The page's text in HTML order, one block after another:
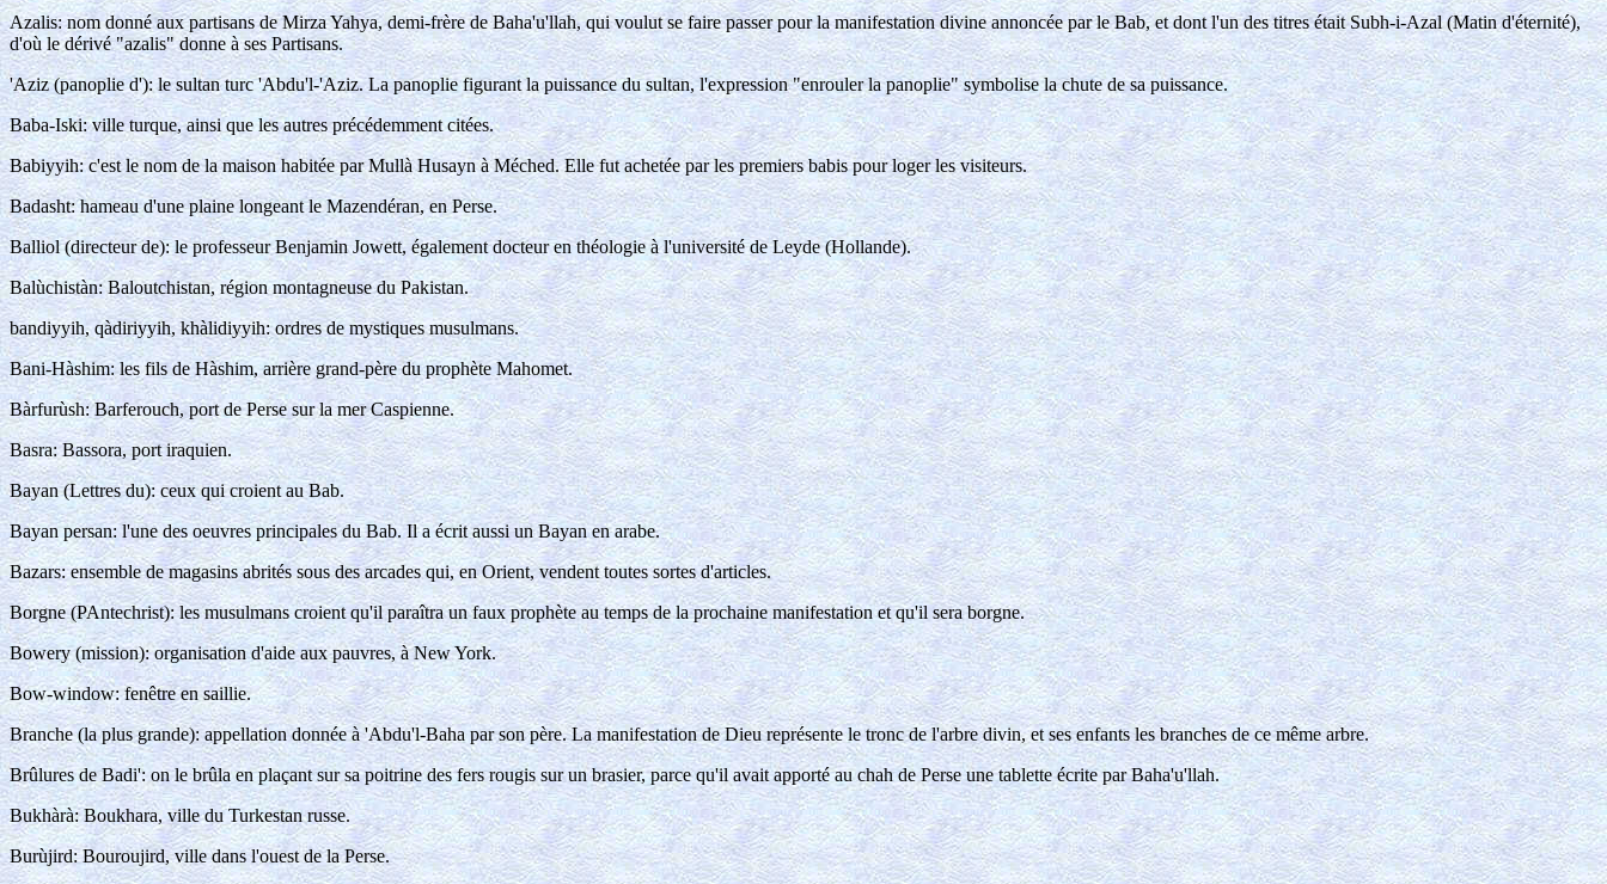
Azalis: nom donné aux partisans de Mirza Yahya, demi-frère de Baha'u'llah, qui voulut se faire passer pour la manifestation divine annoncée par le Bab, et dont l'un des titres était Subh-i-Azal (Matin d'éternité),
d'où le dérivé "azalis" donne à ses Partisans.
'Aziz (panoplie d'): le sultan turc 'Abdu'l-'Aziz. La panoplie figurant la puissance du sultan, l'expression "enrouler la panoplie" symbolise la chute de sa puissance.
Baba-Iski: ville turque, ainsi que les autres précédemment citées.
Babiyyih: c'est le nom de la maison habitée par Mullà Husayn à Méched. Elle fut achetée par les premiers babis pour loger les visiteurs.
Badasht: hameau d'une plaine longeant le Mazendéran, en Perse.
Balliol (directeur de): le professeur Benjamin Jowett, également docteur en théologie à l'université de Leyde (Hollande).
Balùchistàn: Baloutchistan, région montagneuse du Pakistan.
bandiyyih, qàdiriyyih, khàlidiyyih: ordres de mystiques musulmans.
Bani-Hàshim: les fils de Hàshim, arrière grand-père du prophète Mahomet.
Bàrfurùsh: Barferouch, port de Perse sur la mer Caspienne.
Basra: Bassora, port iraquien.
Bayan (Lettres du): ceux qui croient au Bab.
Bayan persan: l'une des oeuvres principales du Bab. Il a écrit aussi un Bayan en arabe.
Bazars: ensemble de magasins abrités sous des arcades qui, en Orient, vendent toutes sortes d'articles.
Borgne (PAntechrist): les musulmans croient qu'il paraîtra un faux prophète au temps de la prochaine manifestation et qu'il sera borgne.
Bowery (mission): organisation d'aide aux pauvres, à New York.
Bow-window: fenêtre en saillie.
Branche (la plus grande): appellation donnée à 'Abdu'l-Baha par son père. La manifestation de Dieu représente le tronc de l'arbre divin, et ses enfants les branches de ce même arbre.
Brûlures de Badi': on le brûla en plaçant sur sa poitrine des fers rougis sur un brasier, parce qu'il avait apporté au chah de Perse une tablette écrite par Baha'u'llah.
Bukhàrà: Boukhara, ville du Turkestan russe.
Burùjird: Bouroujird, ville dans l'ouest de la Perse.